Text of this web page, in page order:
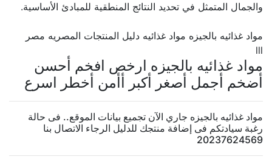
والجمال المتمثل في تحديد النتائج المنطقية للمبادئ الأساسية.
مواد غذائيه بالجيزه مواد غذائيه دليل المنتجات المصريه مصر
مواد غذائيه بالجيزه ارخص افخم أحسن
أضخم أجمل أصغر أكبر أأمن أخطر اسرع
مواد غذائيه بالجيزه جاري الآن تجميع بيانات الموقع.. فى حالة
رغبة سيادتكم فى إضافة منتجك للدليل الرجاء الاتصال بنا
20237624569